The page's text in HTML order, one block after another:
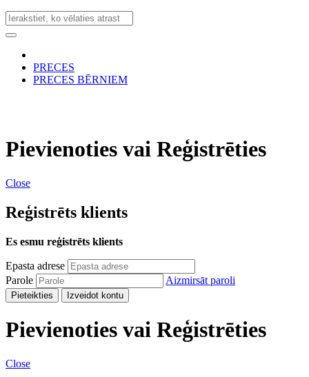
PRECES
PRECES BĒRNIEM
Pievienoties vai Reģistrēties
Close
Reģistrēts klients
Es esmu reģistrēts klients
Epasta adrese
Parole
Aizmirsāt paroli
Pieteikties Izveidot kontu
Pievienoties vai Reģistrēties
Close